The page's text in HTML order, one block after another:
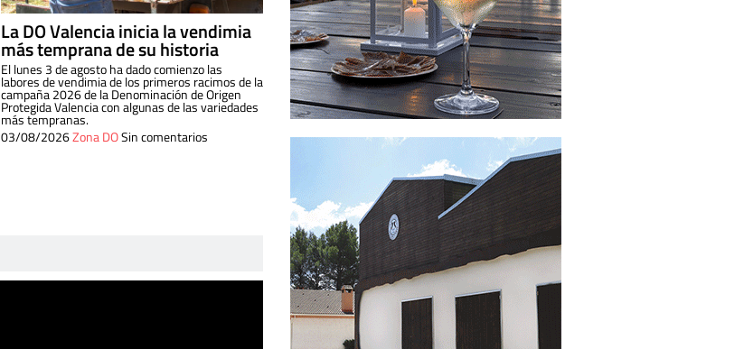
La DO Valencia inicia la vendimia
más temprana de su historia
El lunes 3 de agosto ha dado comienzo las
labores de vendimia de los primeros racimos de la
campaña 2026 de la Denominación de Origen
Protegida Valencia con algunas de las variedades
más tempranas.
03/08/2026Zona DOSin comentarios